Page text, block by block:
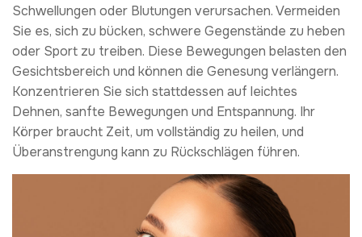
Schwellungen oder Blutungen verursachen. Vermeiden
Sie es, sich zu bücken, schwere Gegenstände zu heben
oder Sport zu treiben. Diese Bewegungen belasten den
Gesichtsbereich und können die Genesung verlängern.
Konzentrieren Sie sich stattdessen auf leichtes
Dehnen, sanfte Bewegungen und Entspannung. Ihr
Körper braucht Zeit, um vollständig zu heilen, und
Überanstrengung kann zu Rückschlägen führen.